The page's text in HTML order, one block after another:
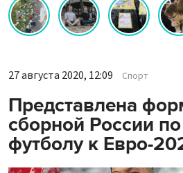
27 августа 2020, 12:09 Спорт
Представлена
сборной России по
футболу к Евро-